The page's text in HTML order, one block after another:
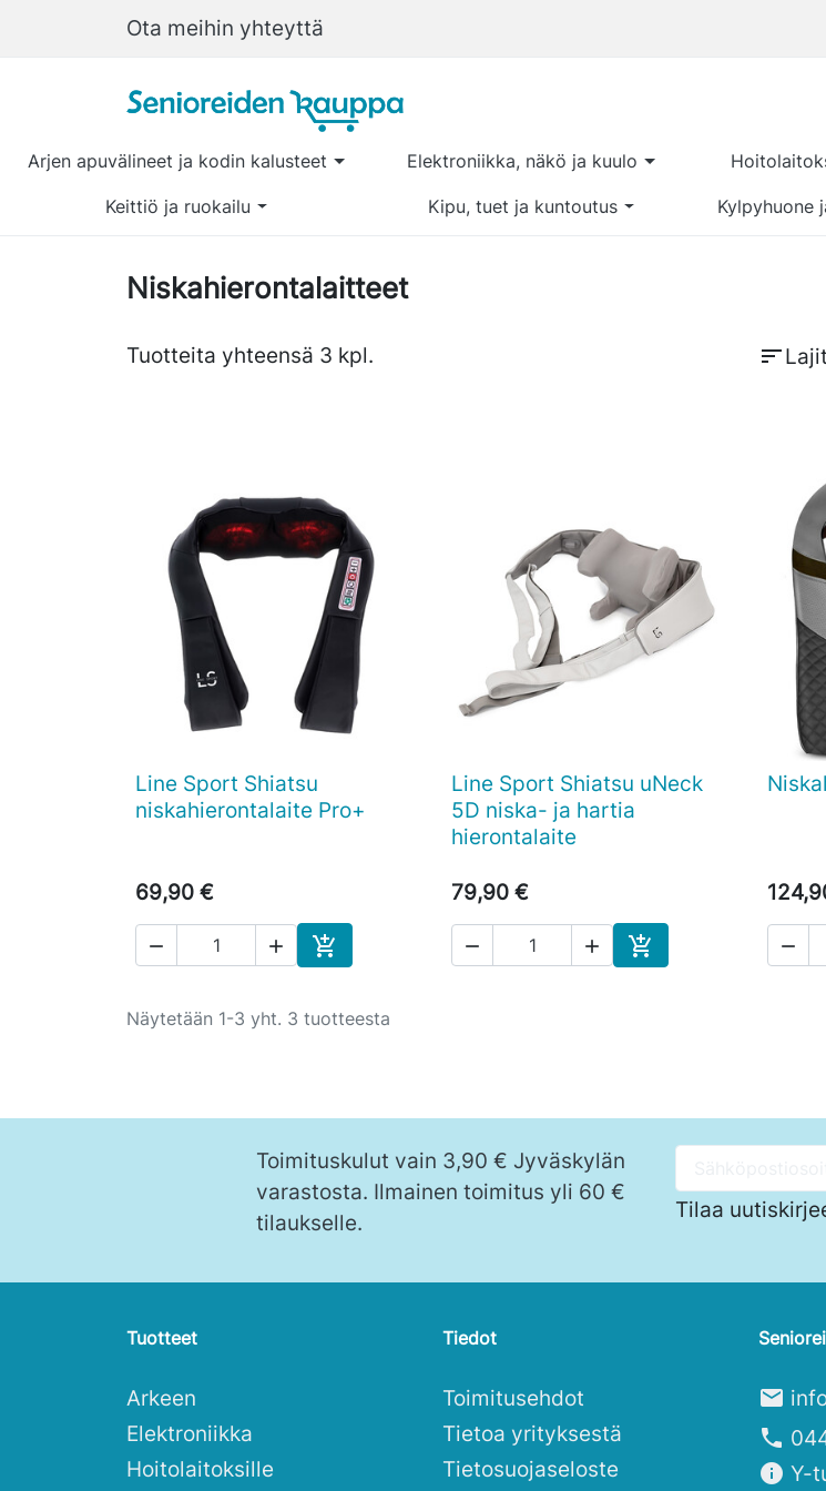
Ota meihin yhteyttä
Arjen apuvälineet ja kodin kalusteet Elektroniikka, näkö ja kuulo
Keittiö ja ruokailu Kipu, tuet ja kuntoutus Kylpyhuone
Niskahierontalaitteet
Tuotteita yhteensä 3 kpl. sort
 Pikakatselu
Line Sport Shiatsu
niskahierontalaite Pro+
69,90 €
  
Ostoskoriin
 Pikakatselu
Line Sport Shiatsu uNeck
5D niska- ja hartia
hierontalaite
79,90 €
  
Ostoskoriin

Näytetään 1-3 yht. 3 tuotteesta
Toimituskulut vain 3,90 € Jyväskylän
varastosta. Ilmainen toimitus yli 60 €
tilaukselle.
Tilaa
Tuotteet
Arkeen
Elektroniikka
Hoitolaitoksille
Tiedot
Toimitusehdot
Tietoa yrityksestä
Tietosuojaseloste
mail
phone
info Y-